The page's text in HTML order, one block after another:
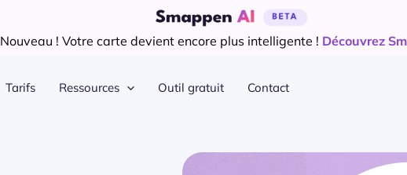
Nouveau ! Votre carte devient encore plus intelligente ! Découvrez
Tarifs Ressources Outil gratuit Contact